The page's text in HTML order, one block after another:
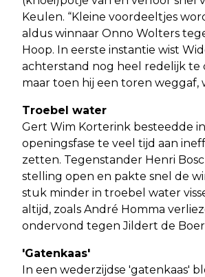
Keulen. “Kleine voordeeltjes
aldus winnaar Onno Wolters
Hoop. In eerste instantie wist
achterstand nog heel redelijk te
maar toen hij een toren weggaf,
Troebel water
Gert Wim Korterink besteedde
openingsfase te veel tijd aan
zetten. Tegenstander Henri
stelling open en pakte snel de
stuk minder in troebel water
altijd, zoals André Homma
ondervond tegen Jildert de
'Gatenkaas'
In een wederzijdse 'gatenkaas'